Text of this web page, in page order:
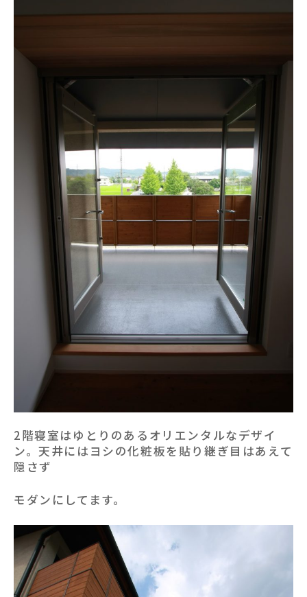
2階寝室はゆとりのあるオリエンタルなデザイ
ン。天井にはヨシの化粧板を貼り継ぎ目はあえて
隠さず
モダンにしてます。